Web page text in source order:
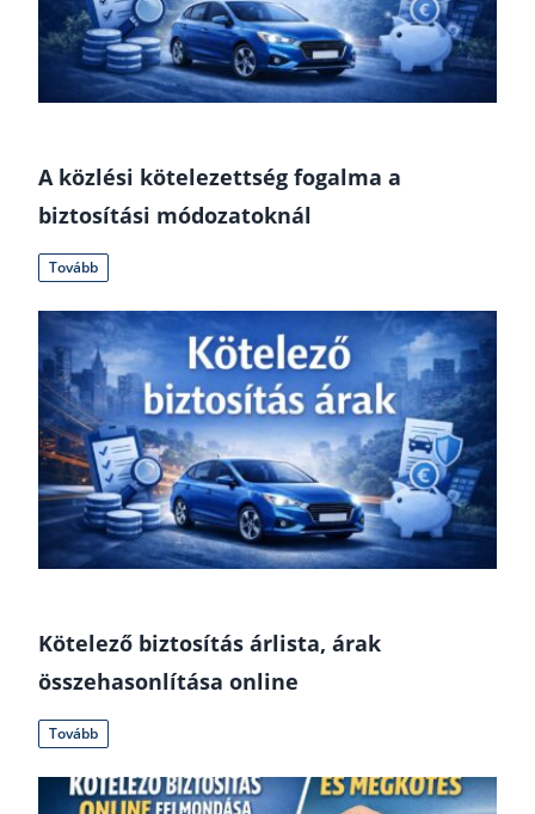
A közlési kötelezettség fogalma a
biztosítási módozatoknál
Tovább
Kötelező biztosítás árlista, árak
összehasonlítása online
Tovább